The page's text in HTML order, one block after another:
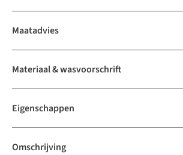
Maatadvies
Materiaal & wasvoorschrift
Eigenschappen
Omschrijving